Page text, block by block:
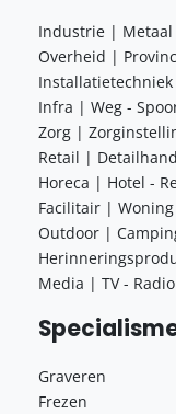
Industrie | Metaal
Overheid |
Infra | Weg -
Zorg |
Retail |
Horeca | Hotel -
Facilitair |
Outdoor |
Media | TV -
Graveren
Frezen